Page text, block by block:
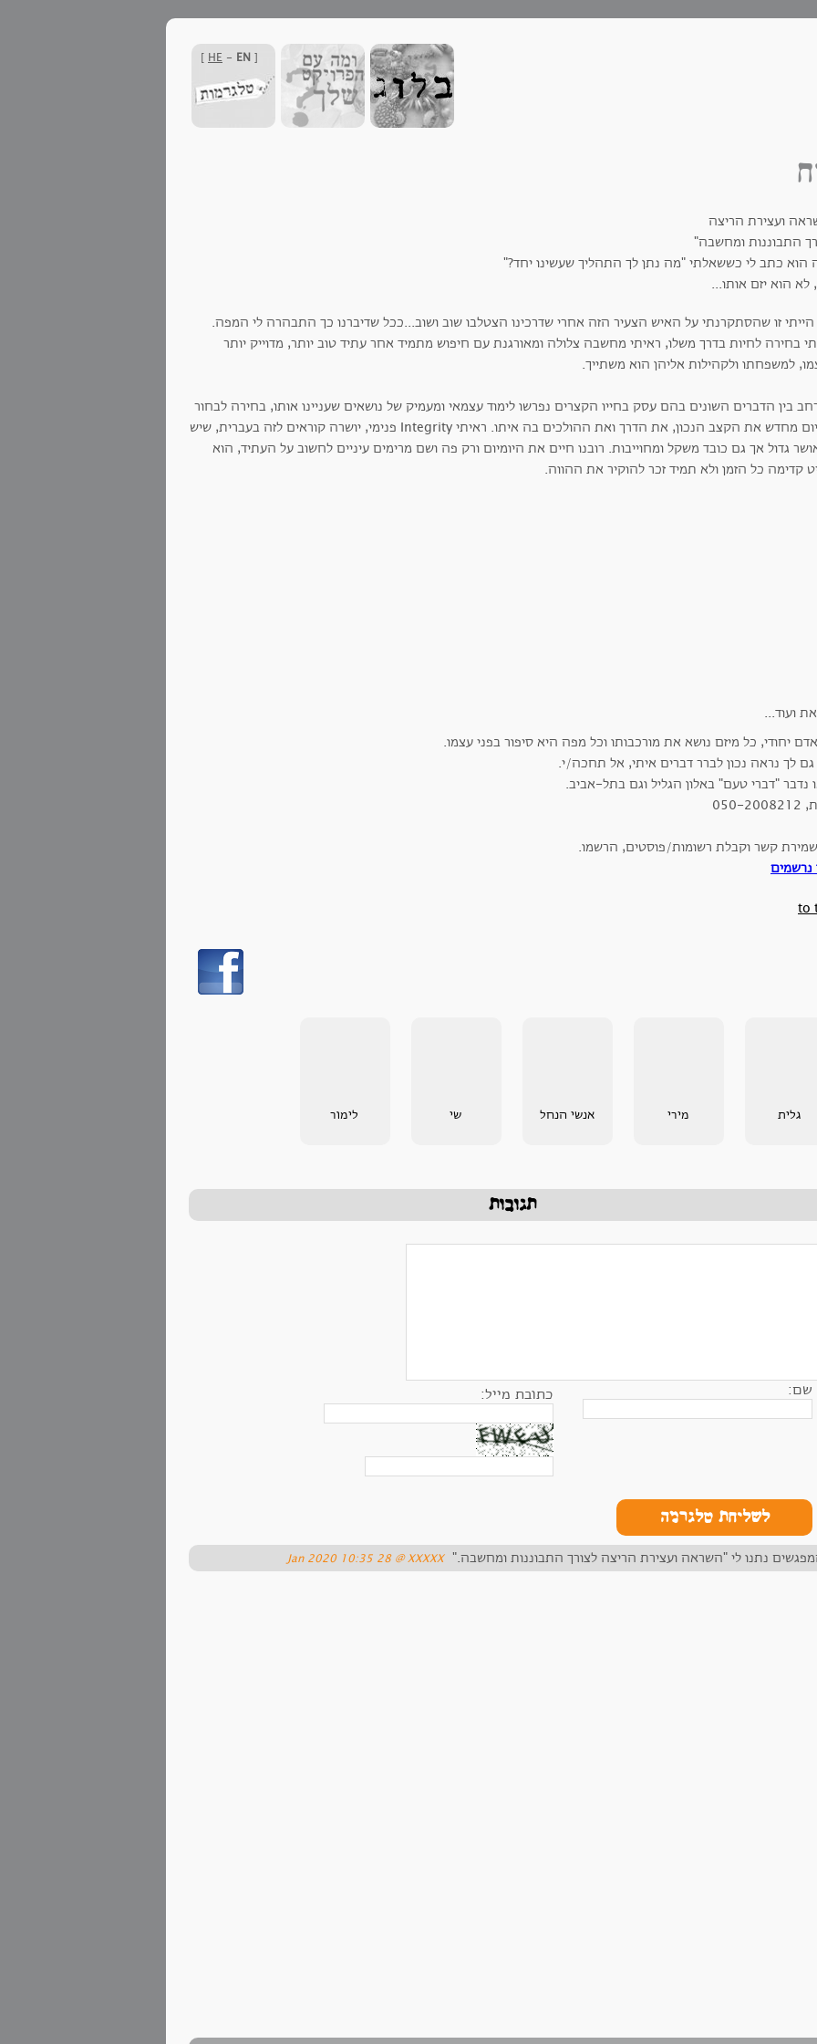
[
HE - EN
]
ועצירת הריצה
התבוננות ומחשבה"
הוא כתב לי כששאלתי "מה נתן לך התהליך שעשינו יחד?"
לא הוא יזם אותו...
הייתי זו שהסתקרנתי על האיש הצעיר הזה אחרי שדרכינו הצטלבו שוב ושוב...ככל שדיברנו כך התבהרה לי המפה.
בחירה לחיות בדרך משלו, ראיתי מחשבה צלולה ומאורגנת עם חיפוש מתמיד אחר עתיד טוב יותר, מדוייק יותר
למשפחתו ולקהילות אליהן הוא משתייך.
בין הדברים השונים בהם עסק בחייו הקצרים נפרשו לימוד עצמאי ומעמיק של נושאים שעניינו אותו, בחירה לבחור
כל יום מחדש את הקצב הנכון, את הדרך ואת ההולכים בה איתו. ראיתי Integrity פנימי, יושרה קוראים לזה בעברית, שיש
גדול אך גם כובד משקל ומחוייבות. רובנו חיים את היומיום ורק פה ושם מרימים עיניים לחשוב על העתיד, הוא
קדימה כל הזמן ולא תמיד זכר להוקיר את ההווה.
יחודי, כל מיזם נושא את מורכבותו וכל מפה היא סיפור בפני עצמו.
לך נראה נכון לברר דברים איתי, אל תחכה/י.
נדבר "דברי טעם" באלון הגליל וגם בתל-אביב.
קשר וקבלת רשומות/פוסטים, הרשמו.
נרשמים
to
גלית מירי אנשי הנחל שי לימור
תגובות
שם: כתובת מייל:
לשליחת טלגרמה
נתנו לי "השראה ועצירת הריצה לצורך התבוננות ומחשבה."